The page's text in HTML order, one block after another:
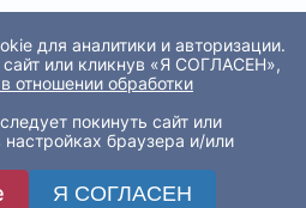
для аналитики и авторизации.
или кликнув «Я СОГЛАСЕН»,
отношении обработки
покинуть сайт или
браузера и/или
Я СОГЛАСЕН